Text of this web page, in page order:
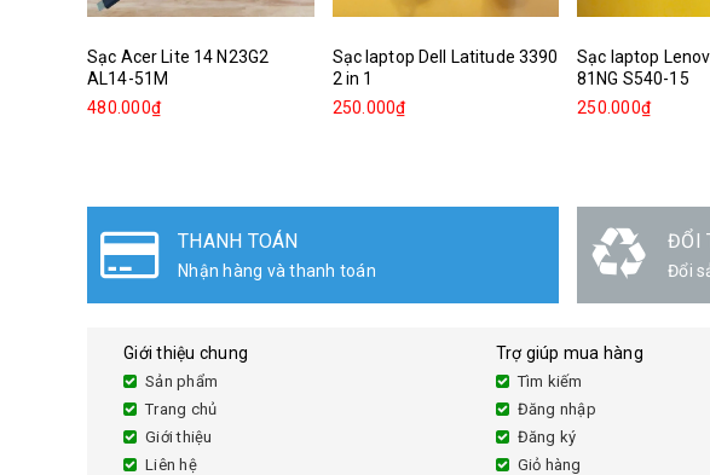
Sạc Acer Lite 14 N23G2
AL14-51M
480.000₫
Sạc laptop Dell Latitude 3390
2 in 1
250.000₫
Sạc laptop
81NG S540-15
250.000₫
ĐỔI TRẢ HÀNG
Đổi sản phẩm lên đến 30 ngày Linh
Giới thiệu chung
Sản phẩm
Trang chủ
Giới thiệu
Liên hệ
Trợ giúp mua hàng
Tìm kiếm
Đăng nhập
Đăng ký
Giỏ hàng